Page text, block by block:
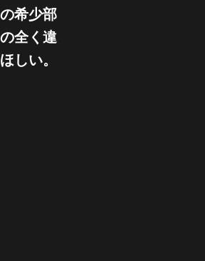
希少部
全く違
しい。